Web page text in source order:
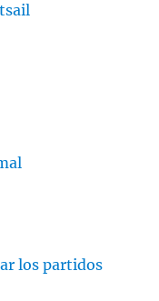
los partidos